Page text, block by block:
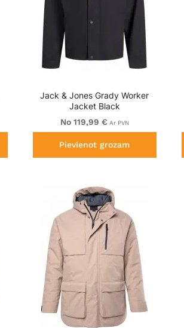
Jack & Jones Grady Worker
Jacket Black
No 119,99 € Ar PVN
Pievienot grozam